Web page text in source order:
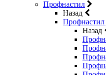
Профнастил
Назад
Профнастил
Назад